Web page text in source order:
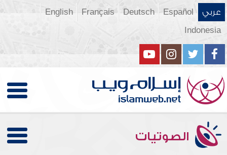
عربي Español
Deutsch
Français
English
Indonesia
الصوتيات